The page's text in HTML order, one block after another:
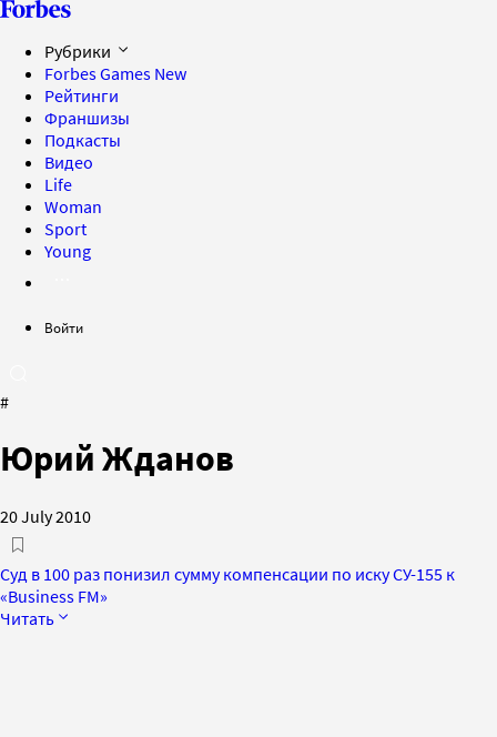
Рубрики
Forbes Games New
Рейтинги
Франшизы
Подкасты
Видео
Life
Woman
Sport
Young
Войти
#
Юрий Жданов
20 July 2010
Суд в 100 раз понизил сумму компенсации по иску СУ-155 к
«Business FM»
Читать